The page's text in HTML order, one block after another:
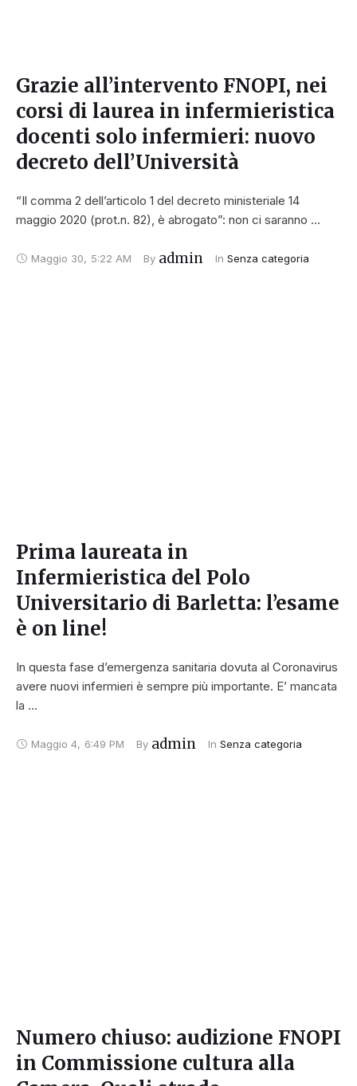
Grazie all’intervento FNOPI, nei
corsi di laurea in infermieristica
docenti solo infermieri: nuovo
decreto dell’Università
“Il comma 2 dell’articolo 1 del decreto ministeriale 14
maggio 2020 (prot.n. 82), è abrogato”: non ci saranno …
Maggio 30, 5:22 AM By admin In Senza categoria
Prima laureata in
Infermieristica del Polo
Universitario di Barletta: l’esame
è on line!
In questa fase d’emergenza sanitaria dovuta al Coronavirus
avere nuovi infermieri è sempre più importante. E’ mancata
la …
Maggio 4, 6:49 PM By admin In Senza categoria
Numero chiuso: audizione FNOPI
in Commissione cultura alla